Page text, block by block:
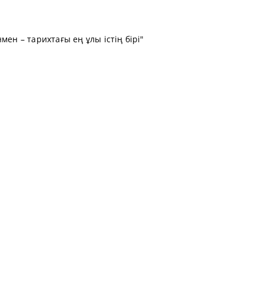
– тарихтағы ең ұлы істің бірі"